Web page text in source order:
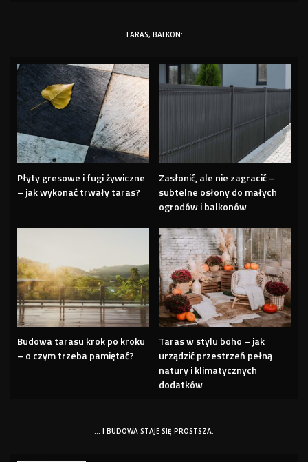
TARAS, BALKON:
Płyty gresowe i fugi żywiczne
– jak wykonać trwały taras?
Zasłonić, ale nie zagracić –
subtelne osłony do małych
ogrodów i balkonów
Budowa tarasu krok po kroku
– o czym trzeba pamiętać?
Taras w stylu boho – jak
urządzić przestrzeń pełną
natury i klimatycznych
dodatków
… I BUDOWA STAJE SIĘ PROSTSZA: